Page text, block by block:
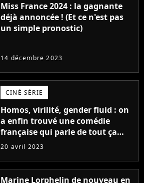
Miss France 2024 : la gagnante
déjà annoncée ! (Et ce n'est pas
un simple pronostic)
14 décembre 2023
CINÉ SÉRIE
Homos, virilité, gender fluid : on
a enfin trouvé une comédie
française qui parle de tout ça
sans être super ringarde
20 avril 2023
Marine Lorphelin de nouveau en